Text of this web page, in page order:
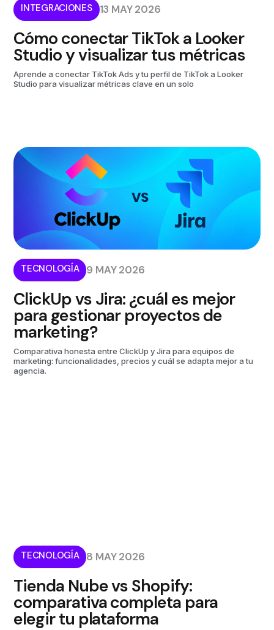
INTEGRACIONES 13 MAY 2026
Cómo conectar TikTok a Looker
Studio y visualizar tus métricas
Aprende a conectar TikTok Ads y tu perfil de TikTok a Looker
Studio para visualizar métricas clave en un solo
TECNOLOGÍA 9 MAY 2026
ClickUp vs Jira: ¿cuál es mejor
para gestionar proyectos de
marketing?
Comparativa honesta entre ClickUp y Jira para equipos de
marketing: funcionalidades, precios y cuál se adapta mejor a tu
agencia.
TECNOLOGÍA 8 MAY 2026
Tienda Nube vs Shopify:
comparativa completa para
elegir tu plataforma